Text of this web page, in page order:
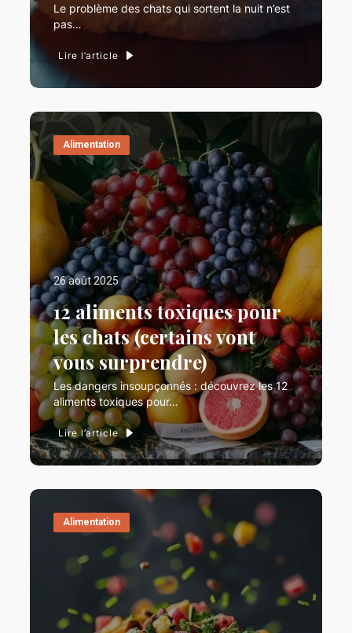
Le problème des chats qui sortent la nuit n’est
pas…
Lire l’article
Alimentation
26 août 2025
12 aliments toxiques pour
les chats (certains vont
vous surprendre)
Les dangers insoupçonnés : découvrez les 12
aliments toxiques pour…
Lire l’article
Alimentation